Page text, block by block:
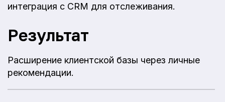
интеграция с CRM для отслеживания.
Результат
Расширение клиентской базы через личные
рекомендации.